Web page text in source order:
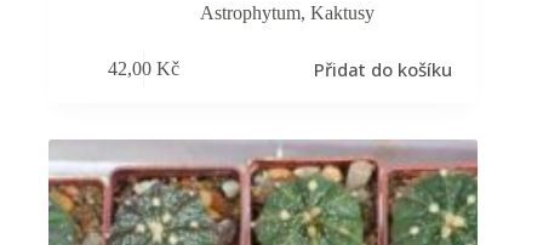
Astrophytum,Kaktusy
42,00Kč Přidat do košíku